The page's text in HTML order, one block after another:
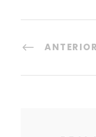
ANTERIOR